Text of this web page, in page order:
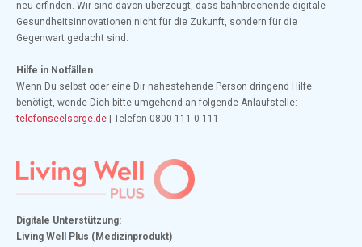
neu erfinden. Wir sind davon überzeugt, dass bahnbrechende digitale
Gesundheitsinnovationen nicht für die Zukunft, sondern für die
Gegenwart gedacht sind.
Hilfe in Notfällen
Wenn Du selbst oder eine Dir nahestehende Person dringend Hilfe
benötigt, wende Dich bitte umgehend an folgende Anlaufstelle:
telefonseelsorge.de | Telefon 0800 111 0 111
Digitale Unterstützung:
Living Well Plus (Medizinprodukt)